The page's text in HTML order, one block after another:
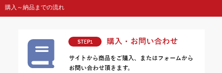
購入～納品までの流れ